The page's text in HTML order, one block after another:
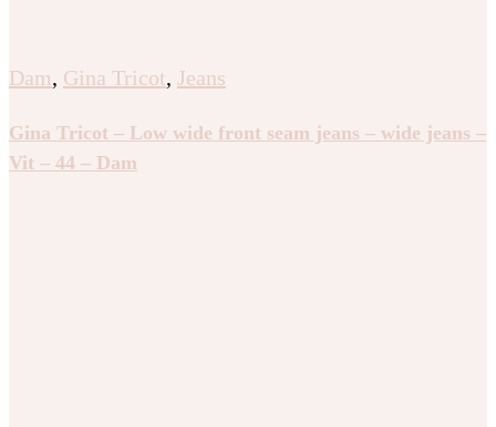
Dam, Gina Tricot, Jeans
Gina Tricot – Low wide front seam jeans – wide jeans –
Vit – 44 – Dam